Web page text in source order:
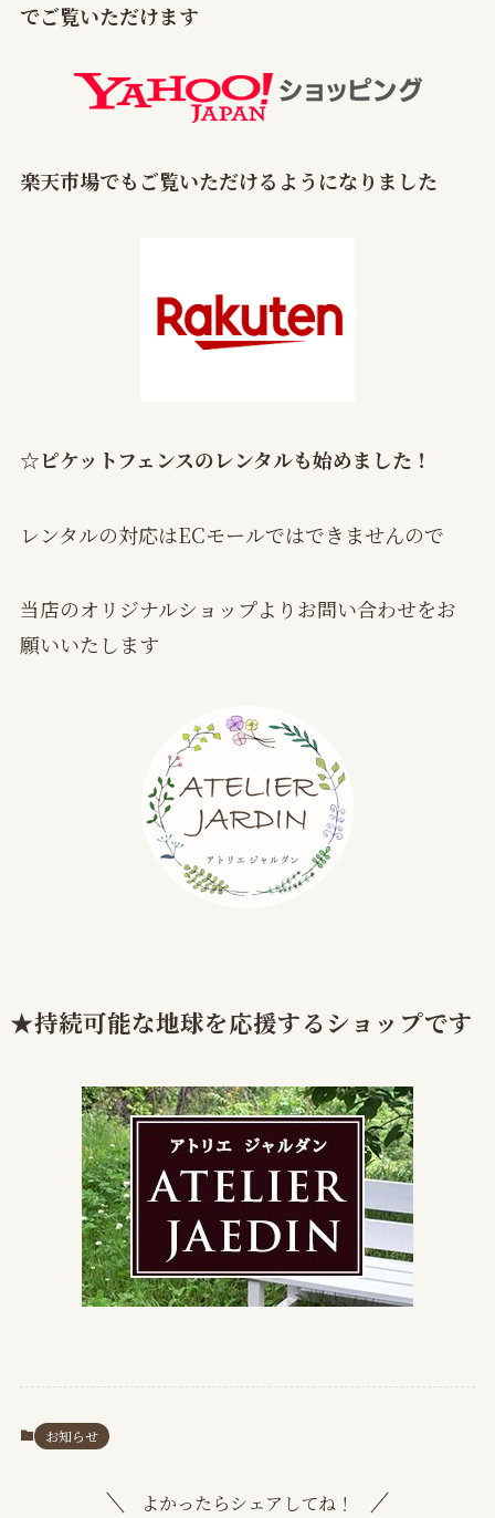
でご覧いただけます
楽天市場でもご覧いただけるようになりました
☆ピケットフェンスのレンタルも始めました！
レンタルの対応はECモールではできませんので
当店のオリジナルショップよりお問い合わせをお
願いいたします
★持続可能な地球を応援するショップです
お知らせ
よかったらシェアしてね！